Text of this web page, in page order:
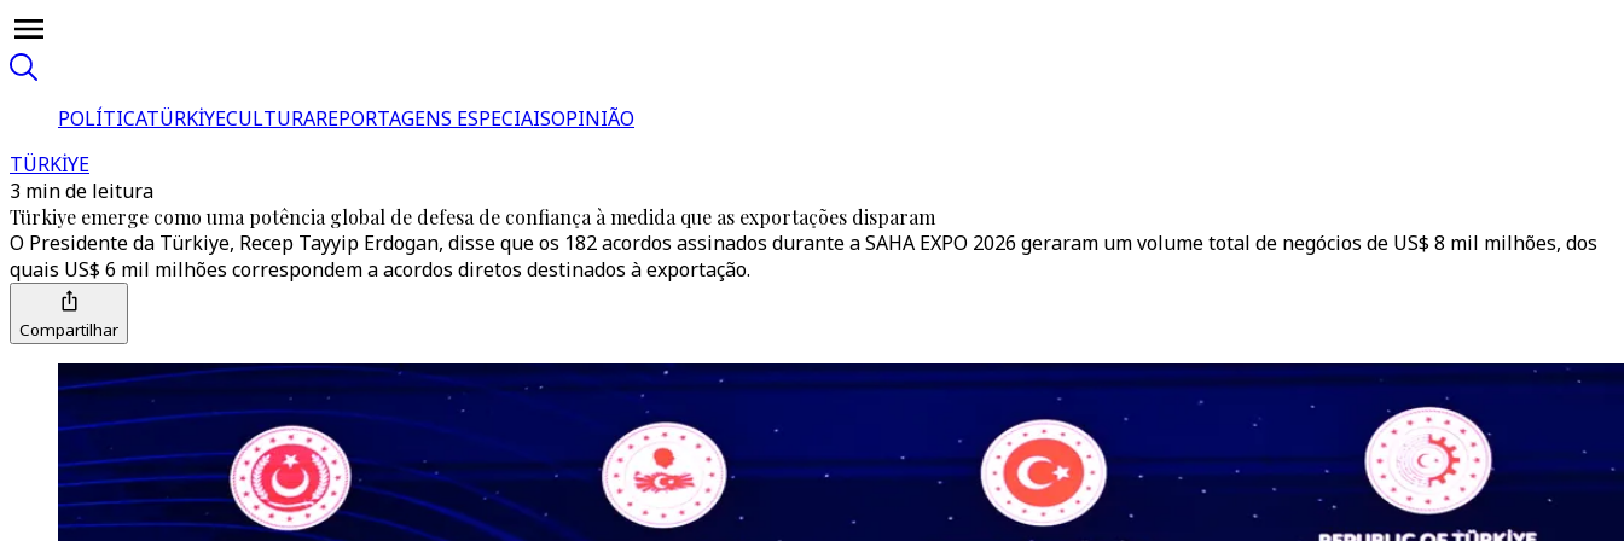
POLÍTICATÜRKİYECULTURAREPORTAGENS ESPECIAISOPINIÃO
TÜRKİYE
3 min de leitura
Türkiye emerge como uma potência global de defesa de confiança à medida que as exportações disparam
O Presidente da Türkiye, Recep Tayyip Erdogan, disse que os 182 acordos assinados durante a SAHA EXPO 2026 geraram um volume total de negócios de US$ 8 mil milhões, dos
quais US$ 6 mil milhões correspondem a acordos diretos destinados à exportação.
Compartilhar